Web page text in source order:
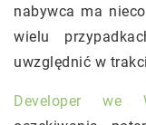
nabywca ma
wielu
uwzględnić w
Developer we